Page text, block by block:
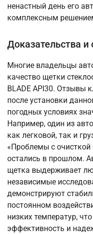
ненастный день его
комплексным
Доказательства
Многие владельцы
качество щетки
BLADE API30. Отзывы
после установки
погодных условиях
Например, один из
как легковой, так и
«Проблемы с
остались в прошлом.
щетка выдерживает
независимые
демонстрируют
постоянном
низких температур,
эффективность и